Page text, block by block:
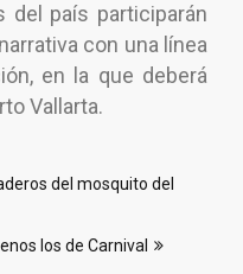
del país participarán
con una línea
en la que deberá
Vallarta.
del mosquito del
los de Carnival